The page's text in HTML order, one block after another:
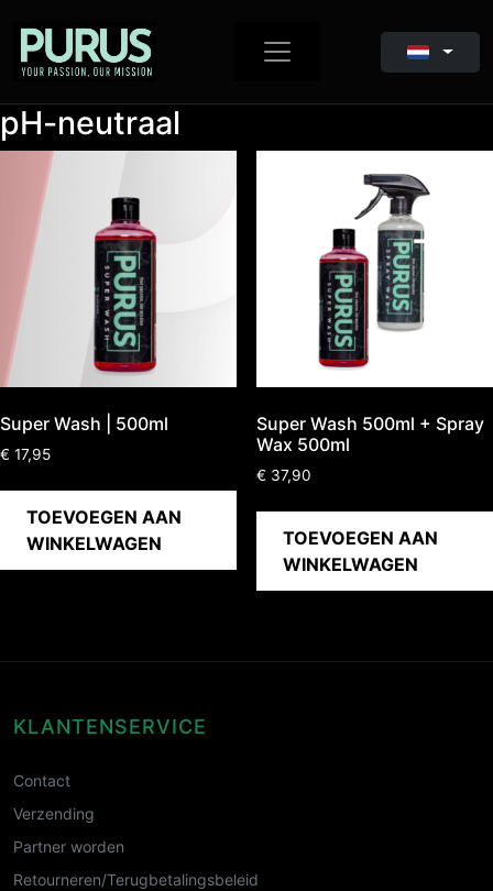
pH-neutraal
Super Wash | 500ml
€ 17,95
TOEVOEGEN AAN
WINKELWAGEN
Super Wash 500ml + Spray
Wax 500ml
€ 37,90
TOEVOEGEN AAN
WINKELWAGEN
KLANTENSERVICE
Contact
Verzending
Partner worden
Retourneren/Terugbetalingsbeleid